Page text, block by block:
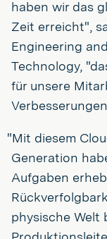
haben wir das
Zeit erreicht",
Engineering
Technology,
für unsere
"Mit diesem
Generation
Aufgaben
physische Welt